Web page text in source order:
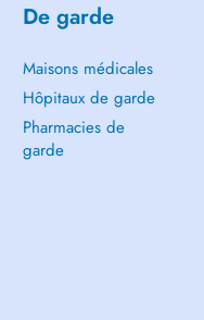
De garde
Maisons médicales
Hôpitaux de garde
Pharmacies de
garde